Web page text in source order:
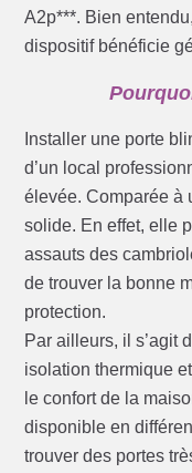
A2p***. Bien
dispositif bénéficie
Installer une porte
d’un local
élevée. Comparée à
solide. En effet, elle
assauts des
de trouver la bonne
protection.
Par ailleurs, il s’agit
isolation thermique
le confort de la
disponible en
trouver des portes